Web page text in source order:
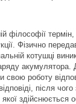
філософії
Фізично
котушці
свою роботу
після
якої здійснюється